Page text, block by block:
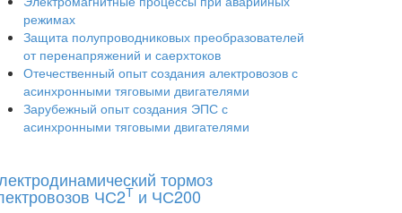
режимах
Защита полупроводниковых преобразователей
от перенапряжений и саерхтоков
Отечественный опыт создания алектровозов с
асинхронными тяговыми двигателями
Зарубежный опыт создания ЭПС с
асинхронными тяговыми двигателями
тормоз
ЧС2Т и ЧС200